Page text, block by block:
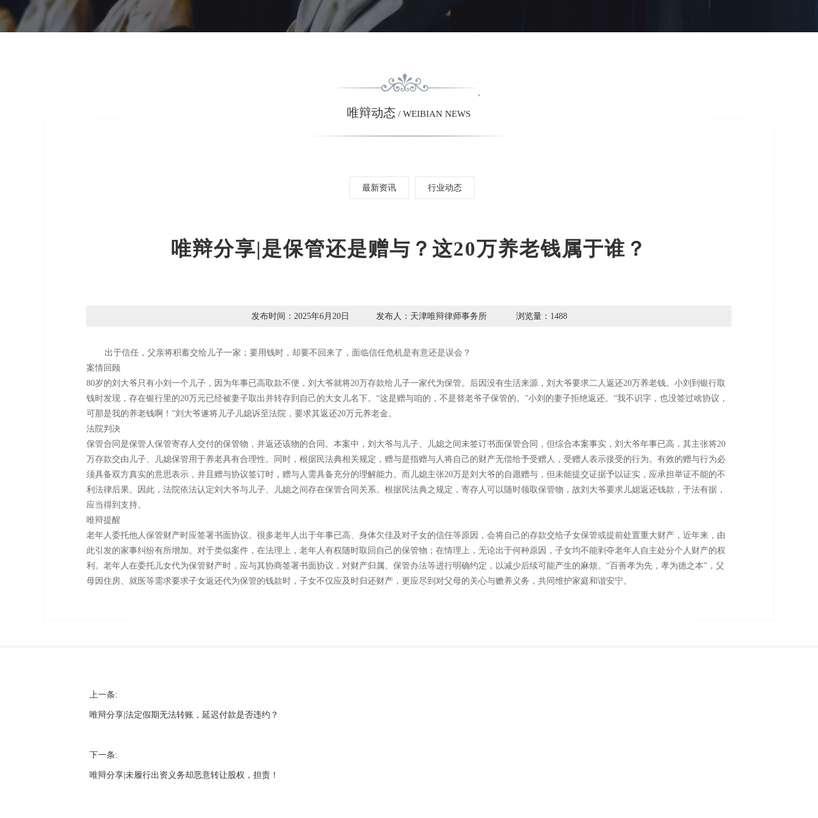
唯辩动态 / WEIBIAN NEWS
最新资讯 行业动态
唯辩分享|是保管还是赠与？这20万养老钱属于谁？
发布时间：2025年6月20日 发布人：天津唯辩律师事务所 浏览量：1488
出于信任，父亲将积蓄交给儿子一家；要用钱时，却要不回来了，面临信任危机是有意还是误会？
案情回顾
80岁的刘大爷只有小刘一个儿子，因为年事已高取款不便，刘大爷就将20万存款给儿子一家代为保管。后因没有生活来源，刘大爷要求二人返还20万养老钱。小刘到银行取
钱时发现，存在银行里的20万元已经被妻子取出并转存到自己的大女儿名下。“这是赠与咱的，不是替老爷子保管的。”小刘的妻子拒绝返还。“我不识字，也没签过啥协议，
可那是我的养老钱啊！”刘大爷遂将儿子儿媳诉至法院，要求其返还20万元养老金。
法院判决
保管合同是保管人保管寄存人交付的保管物，并返还该物的合同。本案中，刘大爷与儿子、儿媳之间未签订书面保管合同，但综合本案事实，刘大爷年事已高，其主张将20
万存款交由儿子、儿媳保管用于养老具有合理性。同时，根据民法典相关规定，赠与是指赠与人将自己的财产无偿给予受赠人，受赠人表示接受的行为。有效的赠与行为必
须具备双方真实的意思表示，并且赠与协议签订时，赠与人需具备充分的理解能力。而儿媳主张20万是刘大爷的自愿赠与，但未能提交证据予以证实，应承担举证不能的不
利法律后果。因此，法院依法认定刘大爷与儿子、儿媳之间存在保管合同关系。根据民法典之规定，寄存人可以随时领取保管物，故刘大爷要求儿媳返还钱款，于法有据，
应当得到支持。
唯辩提醒
老年人委托他人保管财产时应签署书面协议。很多老年人出于年事已高、身体欠佳及对子女的信任等原因，会将自己的存款交给子女保管或提前处置重大财产，近年来，由
此引发的家事纠纷有所增加。对于类似案件，在法理上，老年人有权随时取回自己的保管物；在情理上，无论出于何种原因，子女均不能剥夺老年人自主处分个人财产的权
利。老年人在委托儿女代为保管财产时，应与其协商签署书面协议，对财产归属、保管办法等进行明确约定，以减少后续可能产生的麻烦。“百善孝为先，孝为德之本”，父
母因住房、就医等需求要求子女返还代为保管的钱款时，子女不仅应及时归还财产，更应尽到对父母的关心与赡养义务，共同维护家庭和谐安宁。
上一条:
唯辩分享|法定假期无法转账，延迟付款是否违约？
下一条:
唯辩分享|未履行出资义务却恶意转让股权，担责！